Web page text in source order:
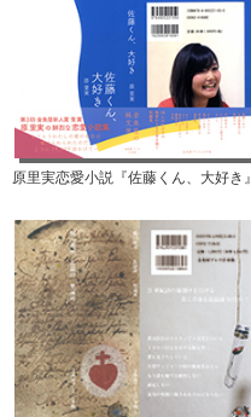
原里実恋愛小説『佐藤くん、大好き』